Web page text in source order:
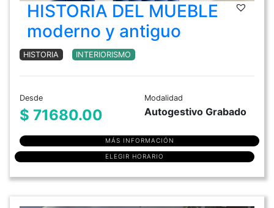
HISTORIA DEL MUEBLE
moderno y antiguo
HISTORIA INTERIORISMO
Desde
$ 71680.00
Modalidad
Autogestivo Grabado
MÁS INFORMACIÓN
ELEGIR HORARIO